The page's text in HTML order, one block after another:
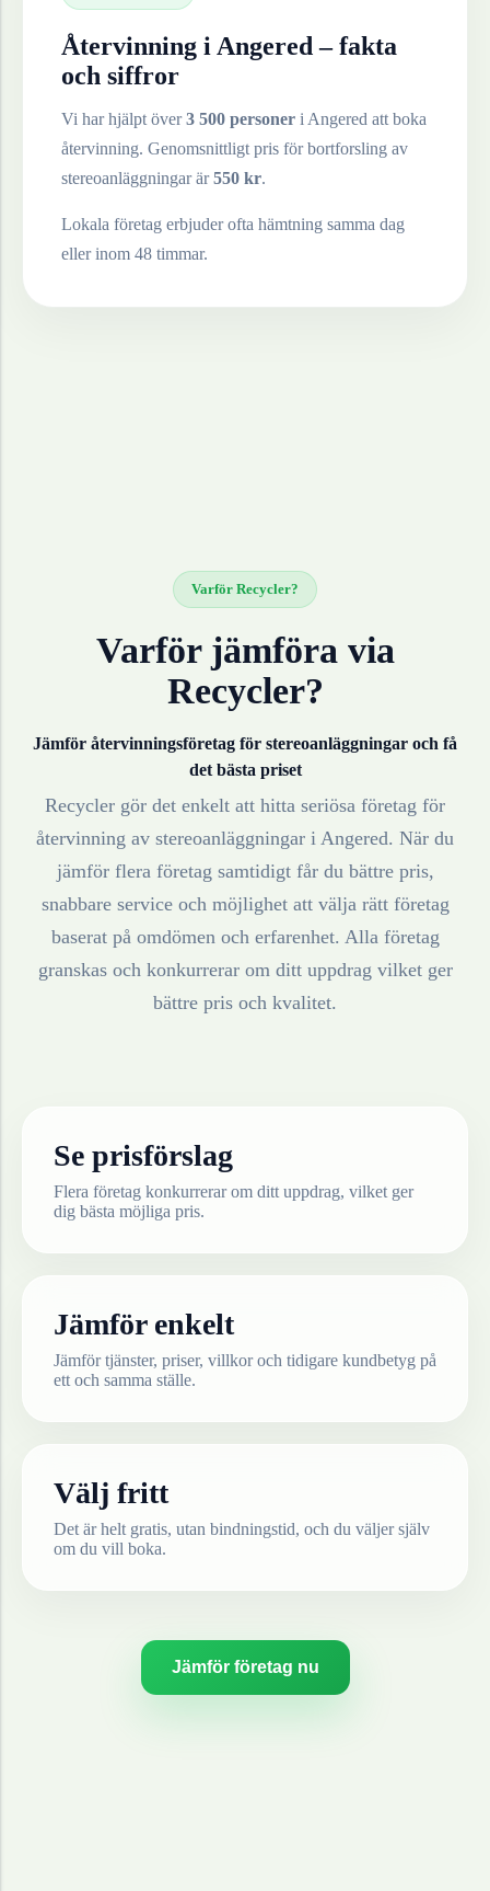
Återvinning i Angered – fakta
och siffror
Vi har hjälpt över3 500 personer i Angered att boka
återvinning. Genomsnittligt pris för bortforsling av
stereoanläggningarär550 kr.
Lokala företag erbjuder ofta hämtning samma dag
eller inom 48 timmar.
Varför Recycler?
Varför jämföra via
Recycler?
Jämför återvinningsföretag för stereoanläggningar och få
det bästa priset
Recycler gör det enkelt att hitta seriösa företag för
återvinning av stereoanläggningar i Angered. När du
jämför flera företag samtidigt får du bättre pris,
snabbare service och möjlighet att välja rätt företag
baserat på omdömen och erfarenhet. Alla företag
granskas och konkurrerar om ditt uppdrag vilket ger
bättre pris och kvalitet.
Se prisförslag
Flera företag konkurrerar om ditt uppdrag, vilket ger
dig bästa möjliga pris.
Jämför enkelt
Jämför tjänster, priser, villkor och tidigare kundbetyg på
ett och samma ställe.
Välj fritt
Det är helt gratis, utan bindningstid, och du väljer själv
om du vill boka.
Jämför företag nu